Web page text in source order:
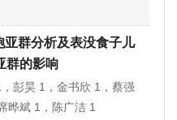
群分析及表没食子儿
群的影响
彭昊 1，金书欣 1，蔡强
晔斌 1，陈广洁 1